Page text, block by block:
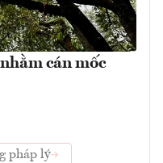
cán mốc
pháp lý